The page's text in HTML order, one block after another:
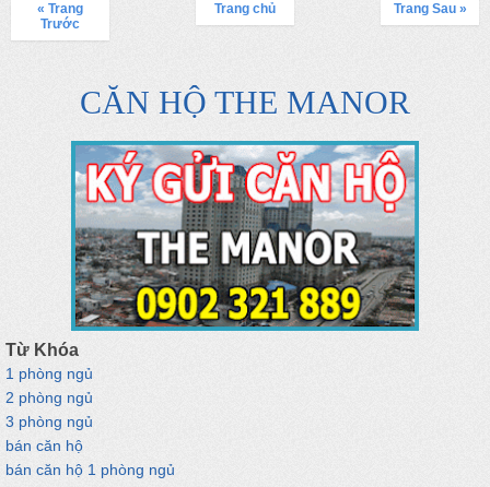
« Trang
Trước
Trang Sau »
Trang chủ
CĂN HỘ THE MANOR
Từ Khóa
1 phòng ngủ
2 phòng ngủ
3 phòng ngủ
bán căn hộ
bán căn hộ 1 phòng ngủ